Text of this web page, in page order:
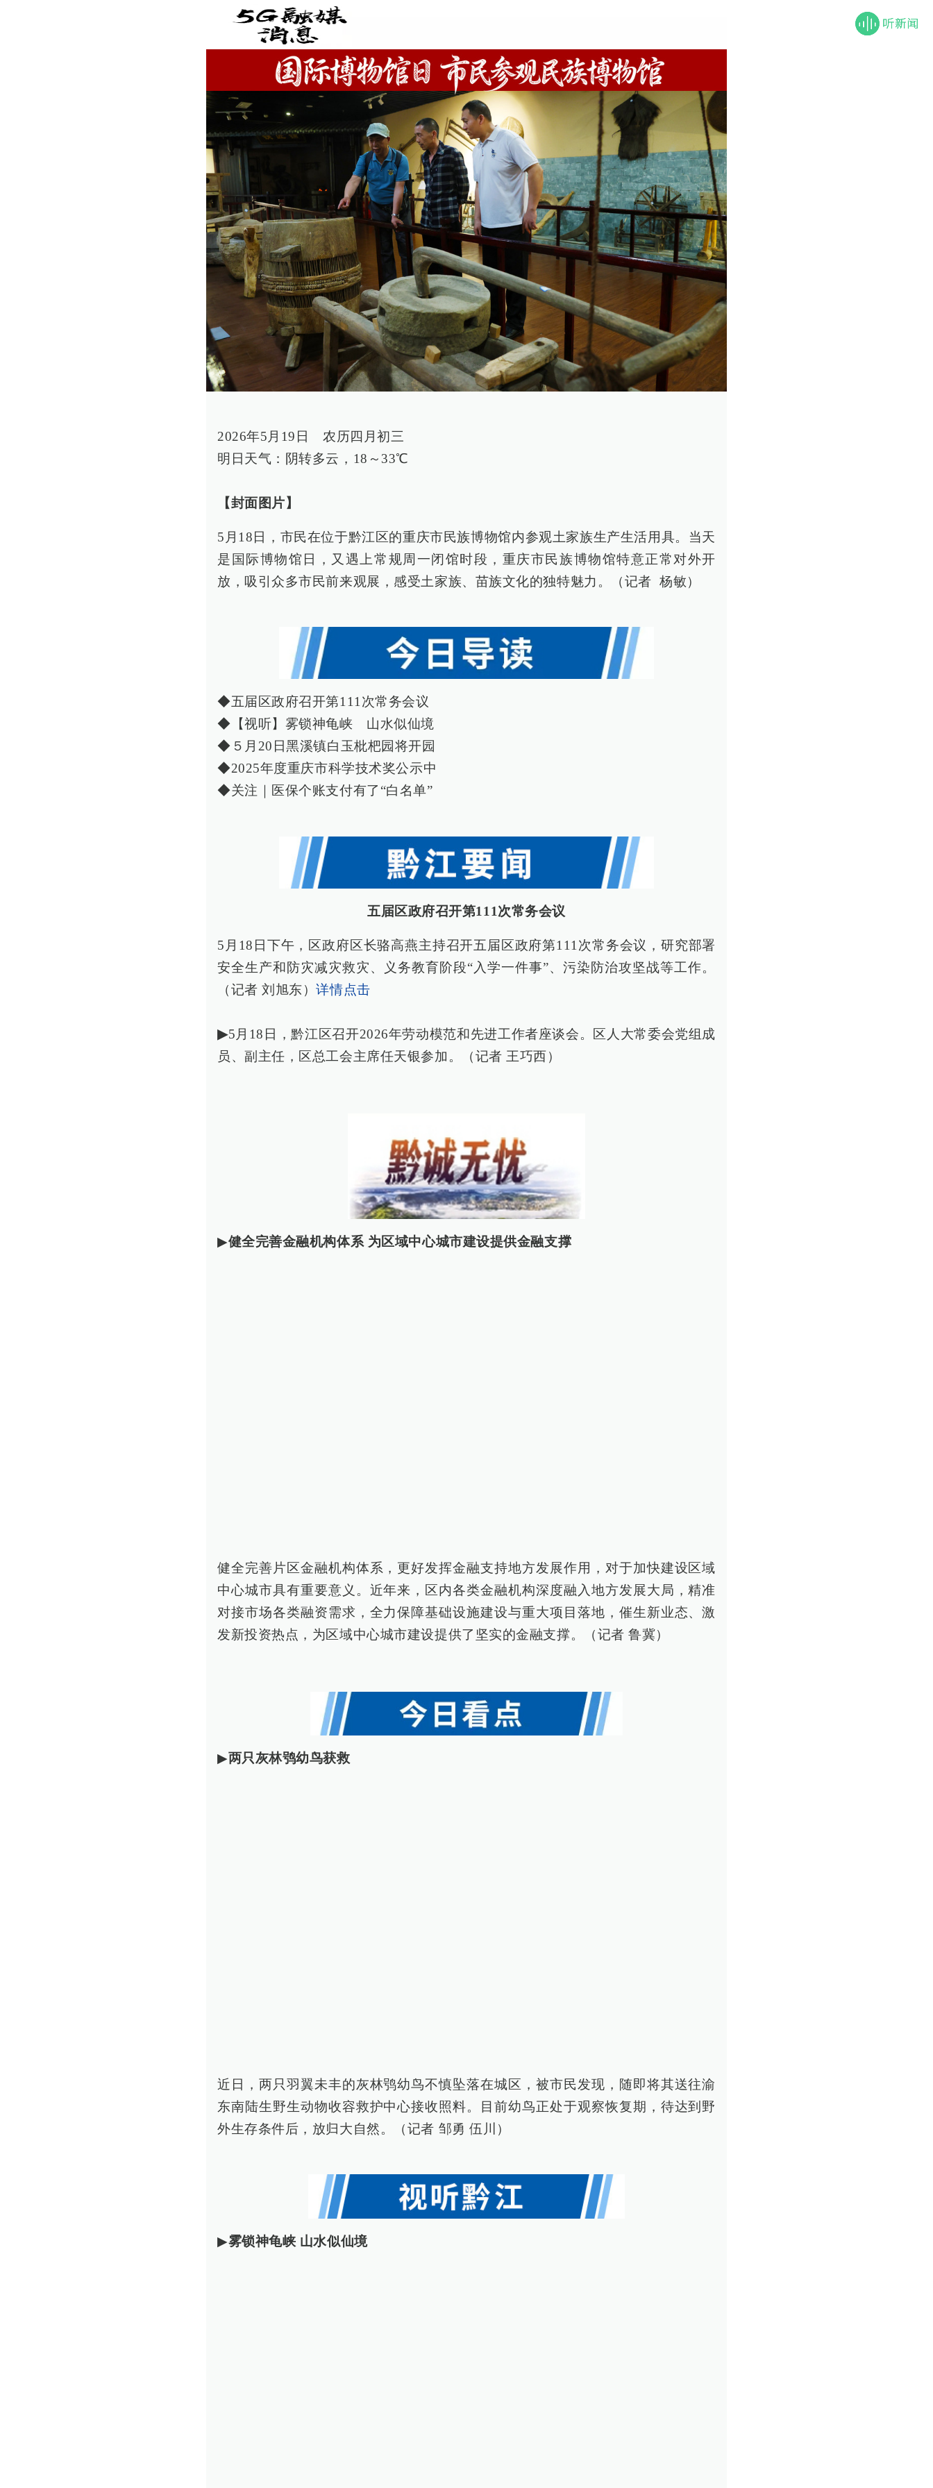
2026年5月19日 农历四月初三
明日天气：阴转多云，18～33℃
【封面图片】
5月18日，市民在位于黔江区的重庆市民族博物馆内参观土家族生产生活用具。当天
是国际博物馆日，又遇上常规周一闭馆时段，重庆市民族博物馆特意正常对外开
放，吸引众多市民前来观展，感受土家族、苗族文化的独特魅力。（记者 杨敏）
◆五届区政府召开第111次常务会议
◆【视听】雾锁神龟峡 山水似仙境
◆５月20日黑溪镇白玉枇杷园将开园
◆2025年度重庆市科学技术奖公示中
◆关注｜医保个账支付有了“白名单”
五届区政府召开第111次常务会议
5月18日下午，区政府区长骆高燕主持召开五届区政府第111次常务会议，研究部署
安全生产和防灾减灾救灾、义务教育阶段“入学一件事”、污染防治攻坚战等工作。
（记者 刘旭东）详情点击
▶5月18日，黔江区召开2026年劳动模范和先进工作者座谈会。区人大常委会党组成
员、副主任，区总工会主席任天银参加。（记者 王巧西）
▶健全完善金融机构体系 为区域中心城市建设提供金融支撑
健全完善片区金融机构体系，更好发挥金融支持地方发展作用，对于加快建设区域
中心城市具有重要意义。近年来，区内各类金融机构深度融入地方发展大局，精准
对接市场各类融资需求，全力保障基础设施建设与重大项目落地，催生新业态、激
发新投资热点，为区域中心城市建设提供了坚实的金融支撑。（记者 鲁冀）
▶两只灰林鸮幼鸟获救
近日，两只羽翼未丰的灰林鸮幼鸟不慎坠落在城区，被市民发现，随即将其送往渝
东南陆生野生动物收容救护中心接收照料。目前幼鸟正处于观察恢复期，待达到野
外生存条件后，放归大自然。（记者 邹勇 伍川）
▶雾锁神龟峡 山水似仙境